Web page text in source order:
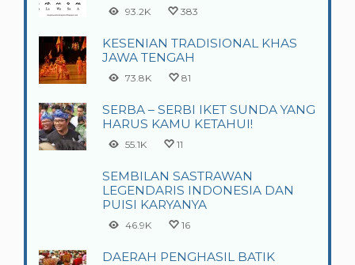
93.2K 383
KESENIAN TRADISIONAL KHAS
JAWA TENGAH
73.8K 81
SERBA – SERBI IKET SUNDA YANG
HARUS KAMU KETAHUI!
55.1K 11
SEMBILAN SASTRAWAN
LEGENDARIS INDONESIA DAN
PUISI KARYANYA
46.9K 16
DAERAH PENGHASIL BATIK